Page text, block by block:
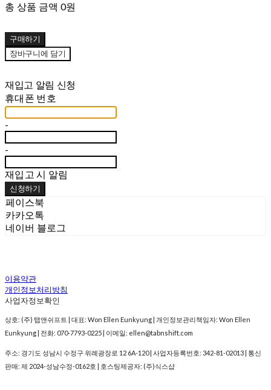
총 상품 금액 0원
구매하기
장바구니에 담기
재입고 알림 신청
휴대폰 번호
-
-
재입고 시 알림
신청하기
페이스북
카카오톡
네이버 블로그
이용약관
개인정보처리방침
사업자정보확인
상호: (주) 탭앤쉬프트 | 대표: Won Ellen Eunkyung | 개인정보관리책임자: Won Ellen
Eunkyung | 전화: 070-7793-0225 | 이메일: ellen@tabnshift.com
주소: 경기도 성남시 수정구 위례광장로 12 6A-120 | 사업자등록번호: 342-81-02013 | 통신
판매: 제 2024-성남수정-0162호 | 호스팅제공자: (주)식스샵